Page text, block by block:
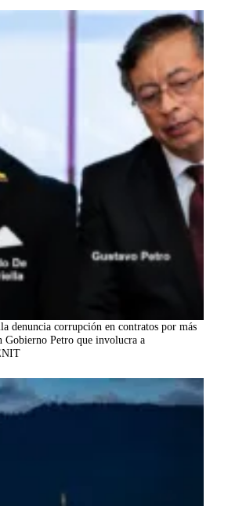
denuncia corrupción en contratos por más
Petro que involucra a